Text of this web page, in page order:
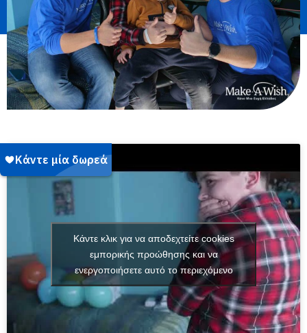
Κάντε κλικ για να αποδεχτείτε cookies
εμπορικής προώθησης και να
ενεργοποιήσετε αυτό το περιεχόμενο